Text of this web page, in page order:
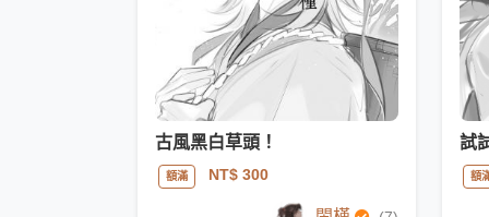
古風黑白草頭！
額滿 NT$ 300
試
額